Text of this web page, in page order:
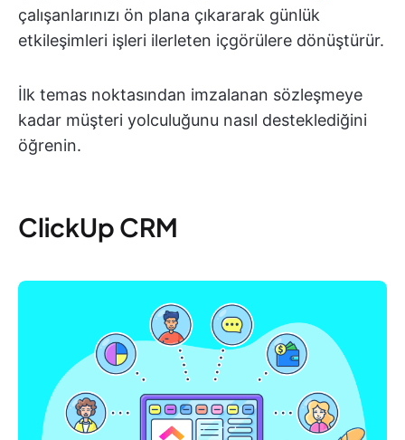
çalışanlarınızı ön plana çıkararak günlük
etkileşimleri işleri ilerleten içgörülere dönüştürür.
İlk temas noktasından imzalanan sözleşmeye
kadar müşteri yolculuğunu nasıl desteklediğini
öğrenin.
ClickUp CRM